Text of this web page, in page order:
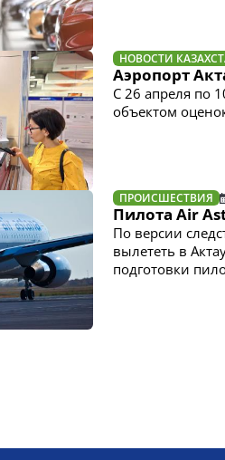
НОВОСТИ
Аэропорт
С 26 апреля по
объектом
ПРОИСШЕСТВИЯ
Пилота Air
По версии
вылететь в
подготовки